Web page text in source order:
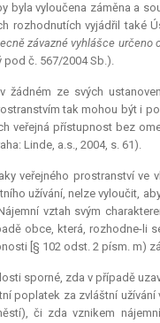
byla vyloučena záměna a
rozhodnutích vyjádřil také
závazné vyhlášce určeno
pod č. 567/2004 Sb.).
ze svých
tak mohou být i
veřejná přístupnost bez
Linde, a.s., 2004, s. 61).
veřejného prostranství
užívání, nelze vyloučit,
vztah svým
obce, která, rozhodne-li
[§ 102 odst. 2 písm. m)
sporné, zda v případě
poplatek za zvláštní
či zda vznikem